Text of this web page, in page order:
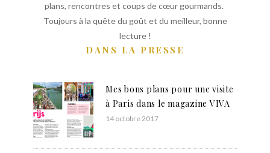
plans, rencontres et coups de cœur gourmands.
Toujours à la quête du goût et du meilleur, bonne
lecture !
DANS LA PRESSE
Mes bons plans pour une visite
à Paris dans le magazine VIVA
14 octobre 2017